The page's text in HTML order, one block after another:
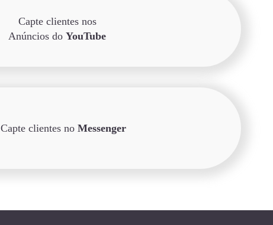
Capte clientes nos
Anúncios doYouTube
Capte clientes no Messenger